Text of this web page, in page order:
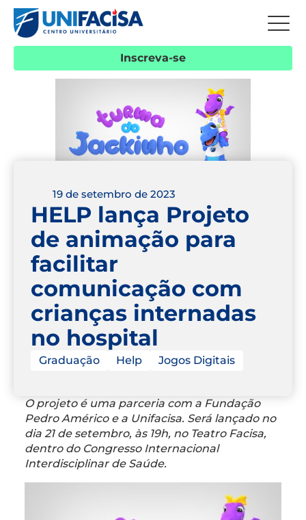
Inscreva-se
19 de setembro de 2023
HELP lança Projeto
de animação para
facilitar
comunicação com
crianças internadas
no hospital
Graduação Help Jogos Digitais
O projeto é uma parceria com a Fundação
Pedro Américo e a Unifacisa. Será lançado no
dia 21 de setembro, às 19h, no Teatro Facisa,
dentro do Congresso Internacional
Interdisciplinar de Saúde.